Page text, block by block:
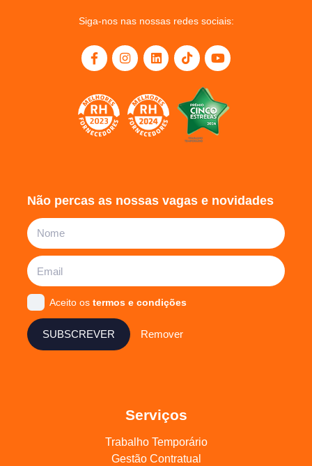
Siga-nos nas nossas redes sociais:
Serviços
Trabalho Temporário
Gestão Contratual
Não percas as nossas vagas e novidades
Aceito ostermos e condições
SUBSCREVER Remover